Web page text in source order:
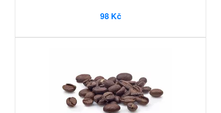
98 Kč